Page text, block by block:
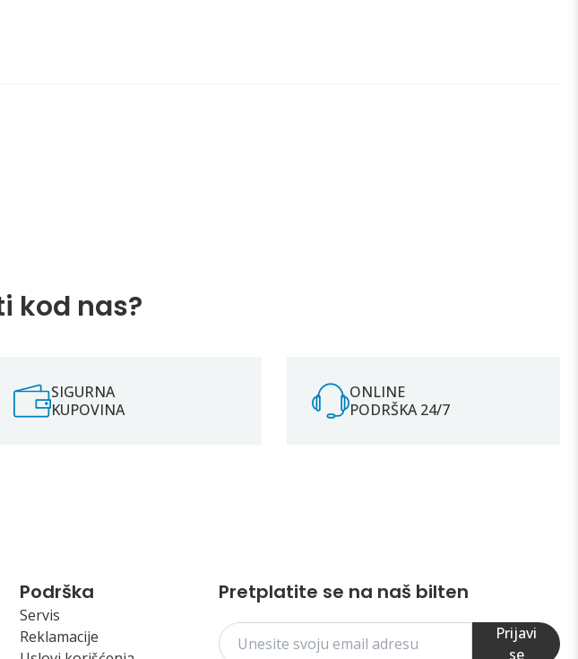
kod nas?
SIGURNA
KUPOVINA
ONLINE
PODRŠKA 24/7
Podrška
Servis
Reklamacije
Pretplatite se na naš bilten
Prijavi
se